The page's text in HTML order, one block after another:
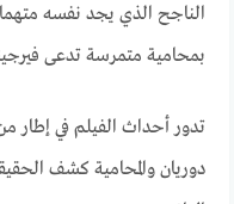
الناجح الذي يجد نفسه
بمحامية متمرسة تدعى
تدور أحداث الفيلم في
دوريان والمحامية كشف